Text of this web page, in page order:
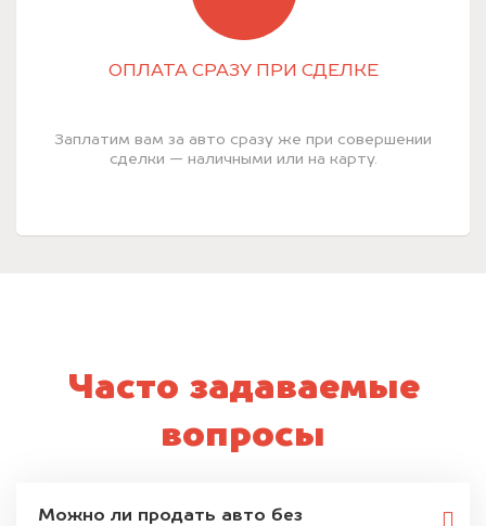
ОПЛАТА СРАЗУ ПРИ СДЕЛКЕ
Заплатим вам за авто сразу же при совершении
сделки — наличными или на карту.
Часто задаваемые
вопросы
Можно ли продать авто без